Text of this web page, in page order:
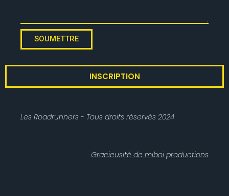
SOUMETTRE
INSCRIPTION
Les Roadrunners - Tous droits réservés 2024
Gracieusité de miboi productions